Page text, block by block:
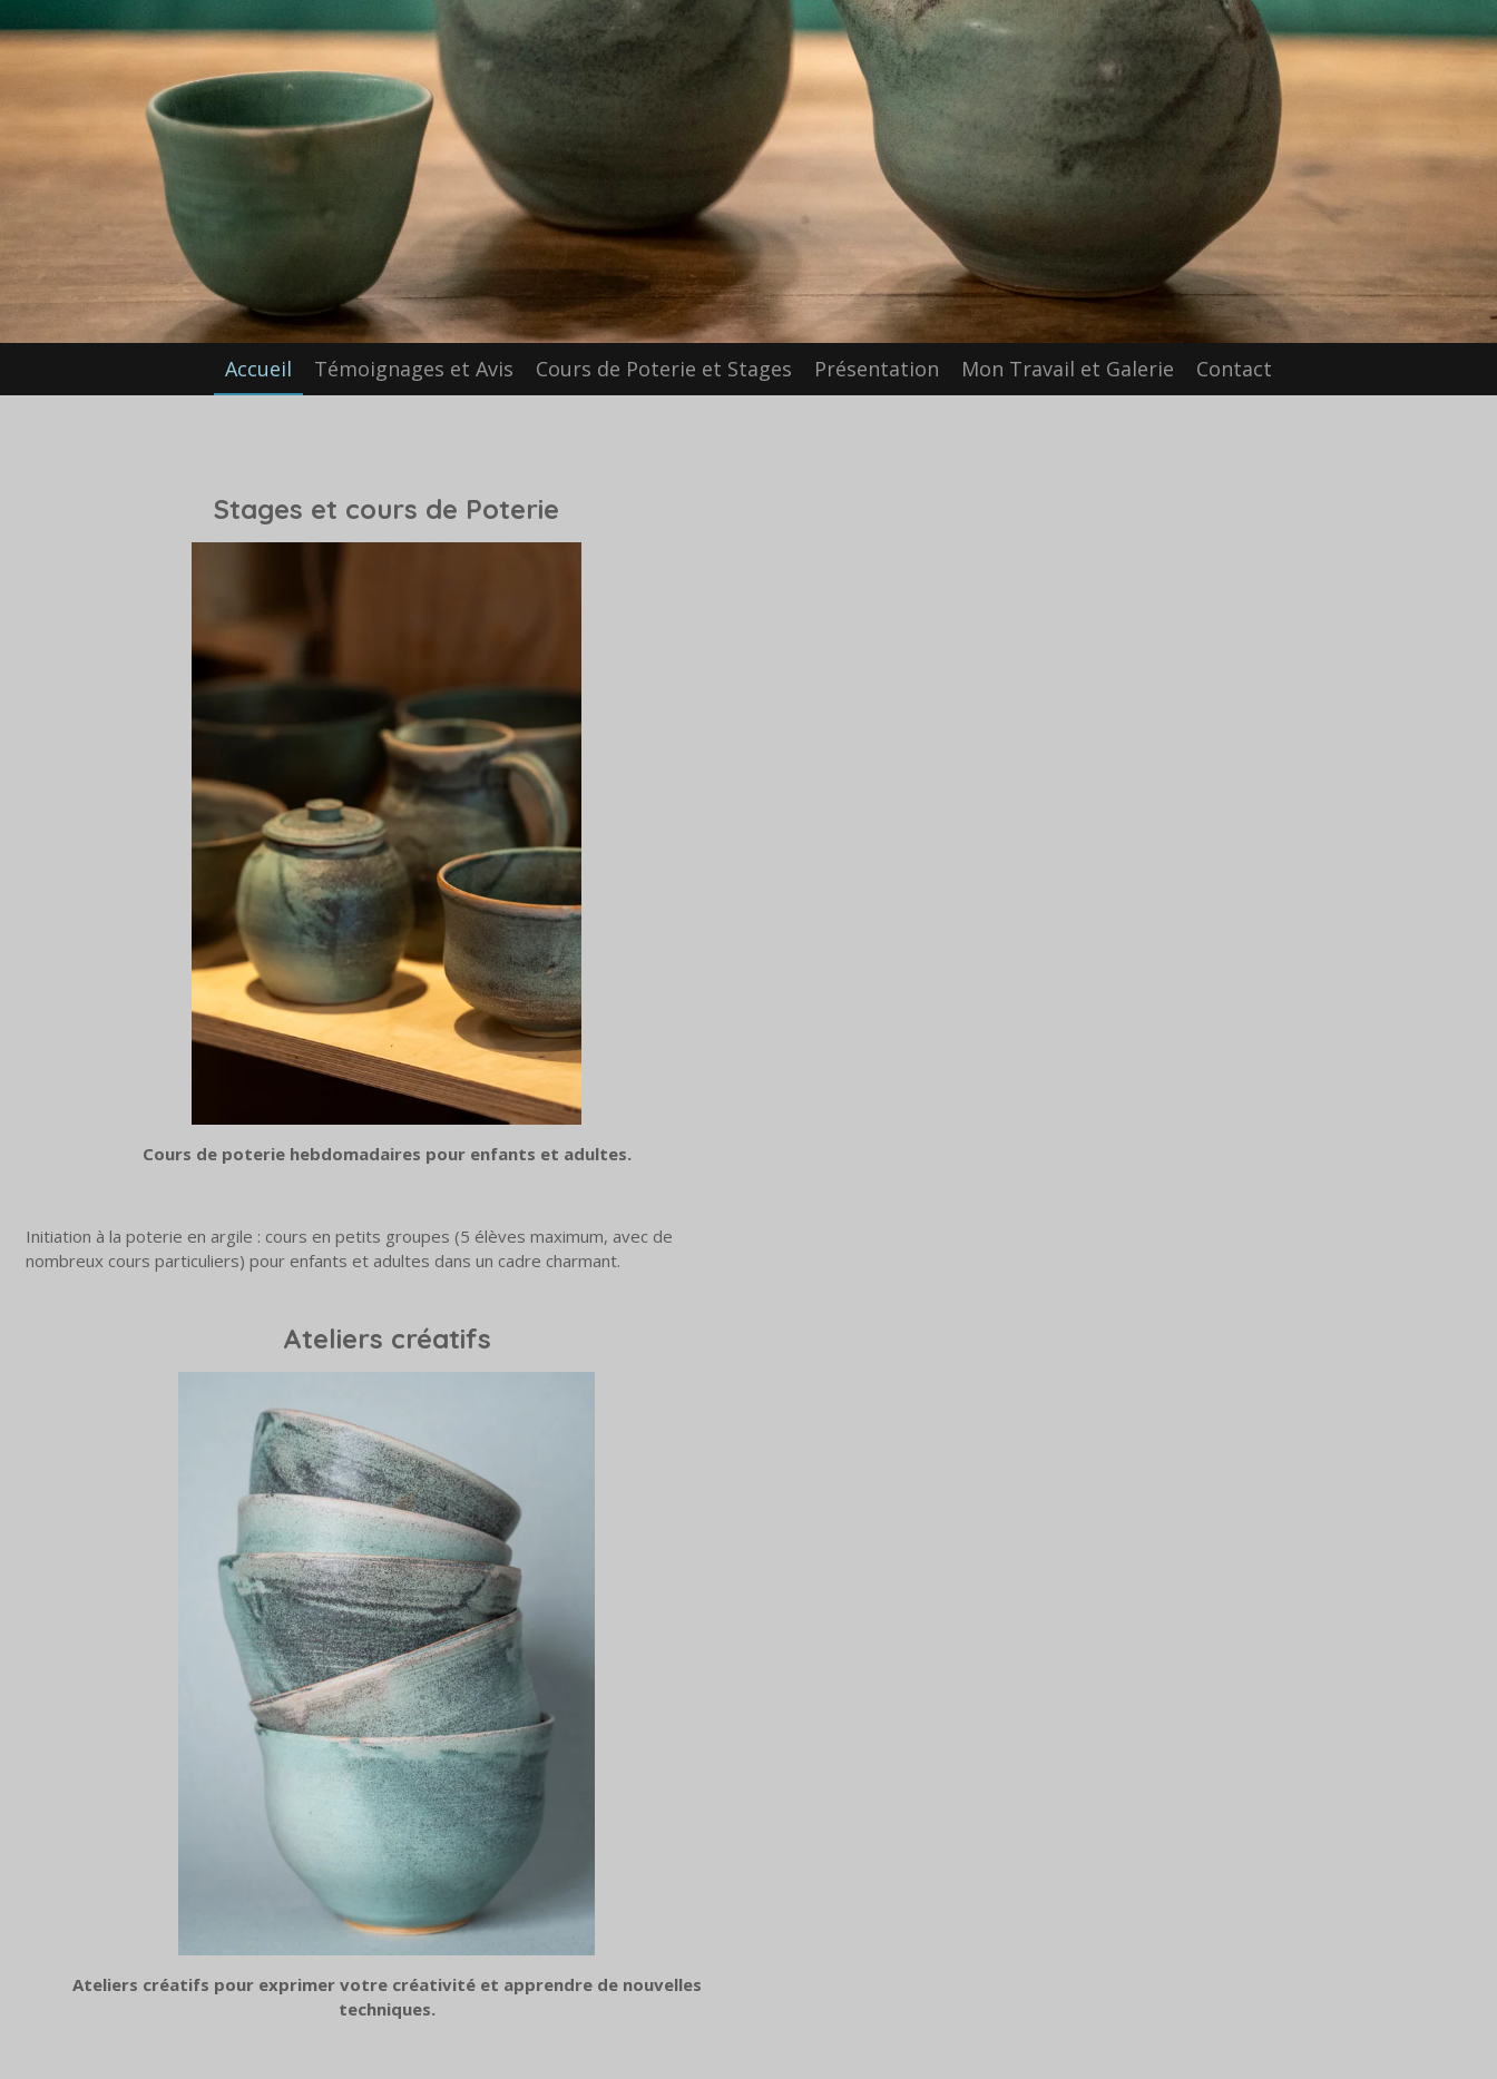
Accueil Témoignages et Avis Cours de Poterie et Stages Présentation Mon Travail et Galerie Contact
Stages et cours de Poterie
Cours de poterie hebdomadaires pour enfants et adultes.
Initiation à la poterie en argile : cours en petits groupes (5 élèves maximum, avec de
nombreux cours particuliers) pour enfants et adultes dans un cadre charmant.
Ateliers créatifs
Ateliers créatifs pour exprimer votre créativité et apprendre de nouvelles
techniques.